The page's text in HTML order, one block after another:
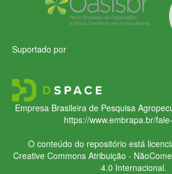
Suportado por
Empresa Brasileira de Pesquisa
https://www.embrapa.br/
O conteúdo do repositório está
Creative CommonsAtribuição -
4.0 Internacional.